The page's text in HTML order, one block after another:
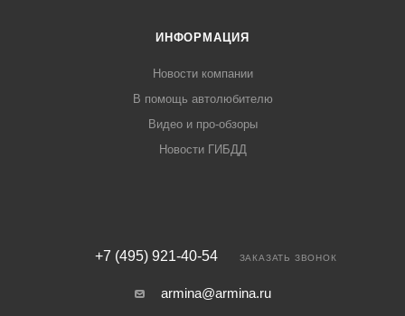
ИНФОРМАЦИЯ
Новости компании
В помощь автолюбителю
Видео и про-обзоры
Новости ГИБДД
+7 (495) 921-40-54 ЗАКАЗАТЬ ЗВОНОК
armina@armina.ru